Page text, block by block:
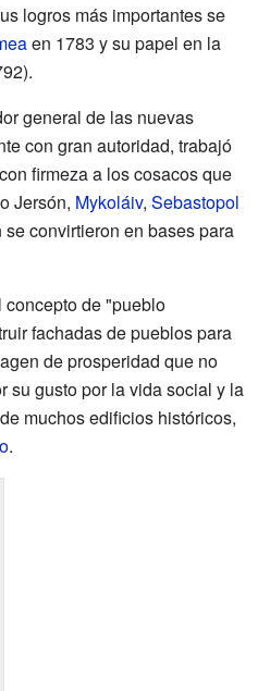
logros más importantes se
en 1783 y su papel en la
general de las nuevas
con gran autoridad, trabajó
firmeza a los cosacos que
Jersón, Mykoláiv, Sebastopol
convirtieron en bases para
de "pueblo
fachadas de pueblos para
de prosperidad que no
su gusto por la vida social y la
muchos edificios históricos,
.